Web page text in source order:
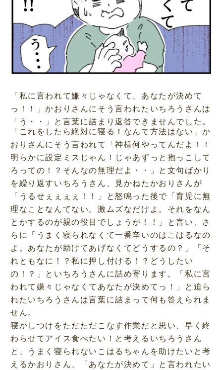
「私に言われて嫌々じゃなくて、あなたが決めて
っ！！」かおりさんにそう言われたいちろうさんは
「う・・」と言葉に詰まり返答できませんでした。
「これをしたら絶対に寝る！なんて方法はない」か
おりさんにそう言われて「神様何やってんだよ！！
明らかに設定ミスじゃん！じゃあずっと抱っこして
ろっての！？そんなの無理だよ・・」と文句ばかり
を繰り返すいちろうさん、見かねたかおりさんが
「うるせぇぇぇぇ！！」と怒鳴った後で「育児に無
理なことなんてない。激ムズなだけよ。それをなん
とかするのが親の役目でしょうが！！」と言い、さ
らに「うまく寝られなくて一番辛いのはこはるなの
よ。あなたが助けてあげなくてどうするの？」「そ
れともなに！？私に押し付ける！？どうしたい
の！？」といちろうさんに詰め寄ります。「私に言
われて嫌々じゃなくてあなたが決めてっ！」と迫ら
れたいちろうさんは言葉に詰まって何も答えられま
せん。
寝かしつけをただただこなす作業だと思い、早く終
わらせてアイス食べたい！と考えるいちろうさん
と、うまく寝られないこはるちゃんを助けたいと考
えるかおりさん、「あなたが決めて」と言われたい